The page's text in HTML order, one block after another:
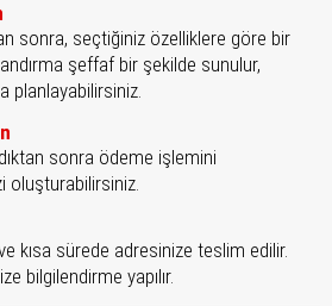
sonra, seçtiğiniz özelliklere göre bir
şeffaf bir şekilde sunulur,
planlayabilirsiniz.
sonra ödeme işlemini
oluşturabilirsiniz.
kısa sürede adresinize teslim edilir.
bilgilendirme yapılır.